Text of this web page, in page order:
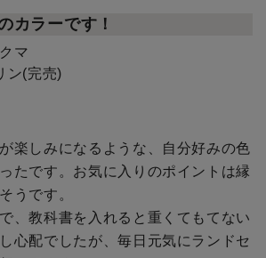
カラーです！
マ
ン(完売)
楽しみになるような、自分好みの色
たです。お気に入りのポイントは縁
うです。
、教科書を入れると重くてもてない
心配でしたが、毎日元気にランドセ